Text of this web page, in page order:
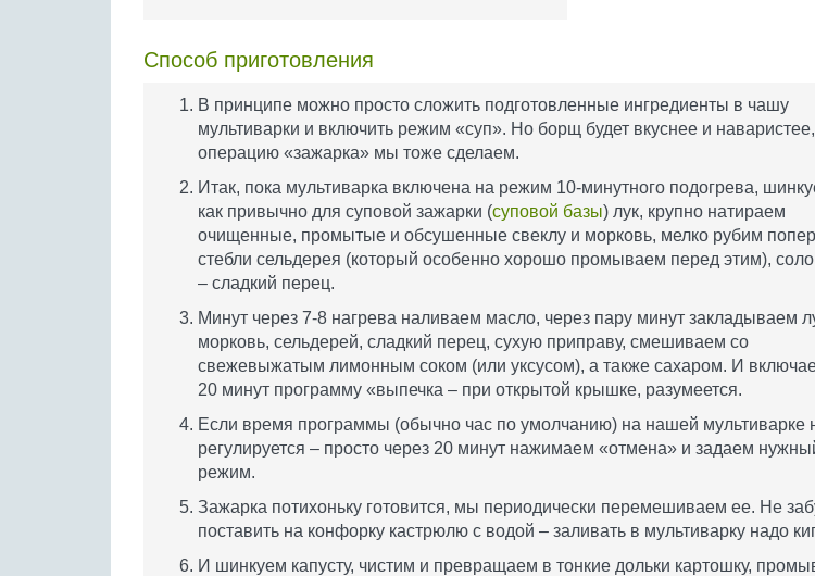
Способ приготовления
В принципе можно просто сложить подготовленные ингредиенты в чашу
мультиварки и включить режим «суп». Но борщ будет вкуснее и
операцию «зажарка» мы тоже сделаем.
Итак, пока мультиварка включена на режим 10-минутного подогрева,
как привычно для суповой зажарки (суповой базы) лук, крупно натираем
очищенные, промытые и обсушенные свеклу и морковь, мелко рубим
стебли сельдерея (который особенно хорошо промываем перед этим),
– сладкий перец.
Минут через 7-8 нагрева наливаем масло, через пару минут закладываем
морковь, сельдерей, сладкий перец, сухую приправу, смешиваем со
свежевыжатым лимонным соком (или уксусом), а также сахаром. И
20 минут программу «выпечка – при открытой крышке, разумеется.
Если время программы (обычно час по умолчанию) на нашей мультиварке
регулируется – просто через 20 минут нажимаем «отмена» и задаем
режим.
Зажарка потихоньку готовится, мы периодически перемешиваем ее. Не
поставить на конфорку кастрюлю с водой – заливать в мультиварку надо
И шинкуем капусту, чистим и превращаем в тонкие дольки картошку,